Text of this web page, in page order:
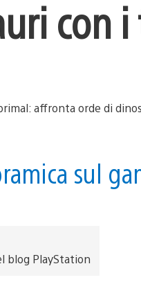
con
sul
blog PlayStation